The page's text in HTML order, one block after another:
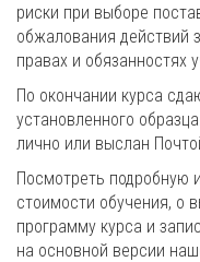
риски при выборе
обжалования действий
правах и обязанностях
По окончании курса
установленного
лично или выслан
Посмотреть подробную
стоимости обучения, о
программу курса и
на основной версии